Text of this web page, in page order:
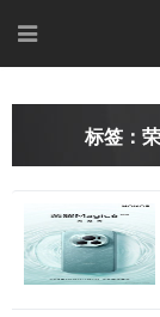
标签：